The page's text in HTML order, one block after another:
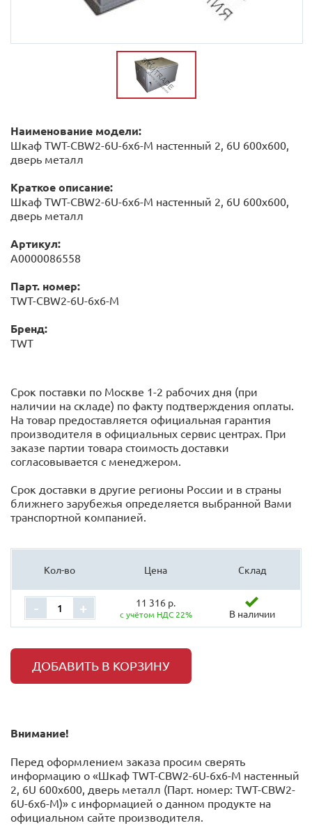
Наименование модели:
Шкаф TWT-CBW2-6U-6x6-M настенный 2, 6U 600x600,
дверь металл
Краткое описание:
Шкаф TWT-CBW2-6U-6x6-M настенный 2, 6U 600x600,
дверь металл
Артикул:
А0000086558
Парт. номер:
TWT-CBW2-6U-6x6-M
Бренд:
TWT
Срок поставки по Москве 1-2 рабочих дня (при
наличии на складе) по факту подтверждения оплаты.
На товар предоставляется официальная гарантия
производителя в официальных сервис центрах. При
заказе партии товара стоимость доставки
согласовывается с менеджером.
Срок доставки в другие регионы России и в страны
ближнего зарубежья определяется выбранной Вами
транспортной компанией.
Кол-во Цена Склад
- + 11 316 р.
с учётом НДС 22% В наличии
ДОБАВИТЬ В КОРЗИНУ
Внимание!
Перед оформлением заказа просим сверять
информацию о «Шкаф TWT-CBW2-6U-6x6-M настенный
2, 6U 600x600, дверь металл (Парт. номер: TWT-CBW2-
6U-6x6-M)» с информацией o данном продукте на
официальном сайте производителя.